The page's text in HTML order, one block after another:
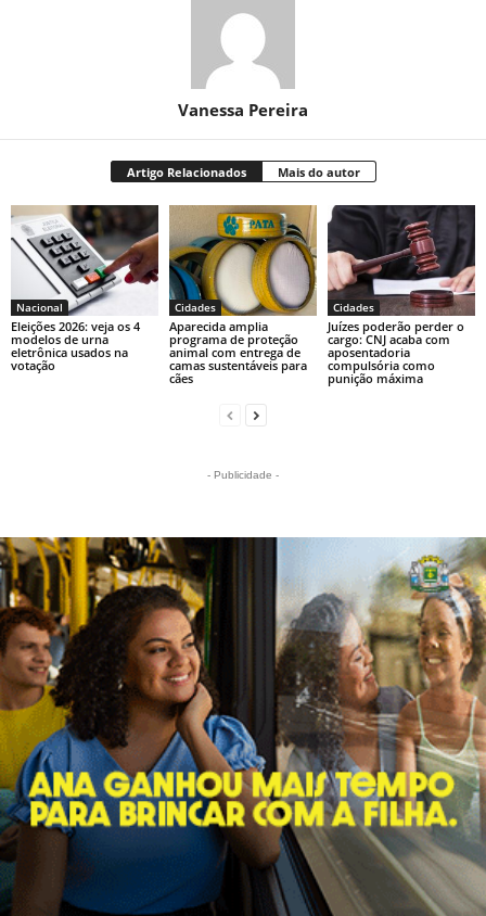
Vanessa Pereira
Artigo Relacionados Mais do autor
Nacional
Eleições 2026: veja os 4
modelos de urna
eletrônica usados na
votação
Cidades
Aparecida amplia
programa de proteção
animal com entrega de
camas sustentáveis para
cães
Cidades
Juízes poderão perder o
cargo: CNJ acaba com
aposentadoria
compulsória como
punição máxima
- Publicidade -